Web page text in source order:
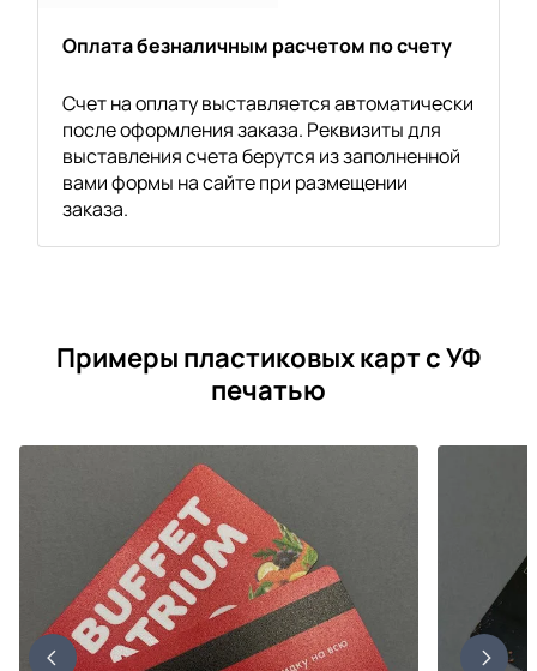
Оплата безналичным расчетом по счету
Счет на оплату выставляется автоматически
после оформления заказа. Реквизиты для
выставления счета берутся из заполненной
вами формы на сайте при размещении
заказа.
Примеры пластиковых карт с УФ
печатью